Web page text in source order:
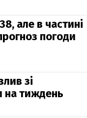
але в частині
погоди
зі
на тиждень